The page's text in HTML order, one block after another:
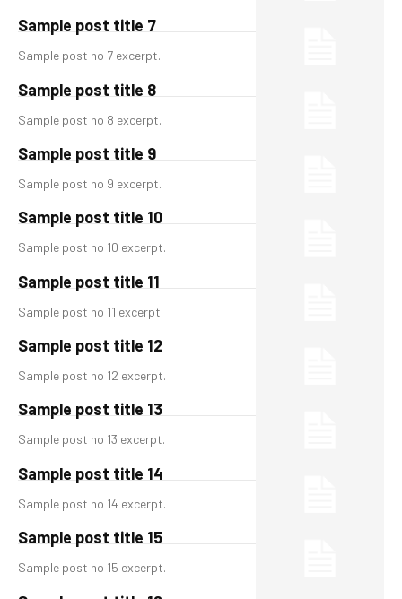
Sample post title 7
Sample post no 7 excerpt.
Sample post title 8
Sample post no 8 excerpt.
Sample post title 9
Sample post no 9 excerpt.
Sample post title 10
Sample post no 10 excerpt.
Sample post title 11
Sample post no 11 excerpt.
Sample post title 12
Sample post no 12 excerpt.
Sample post title 13
Sample post no 13 excerpt.
Sample post title 14
Sample post no 14 excerpt.
Sample post title 15
Sample post no 15 excerpt.